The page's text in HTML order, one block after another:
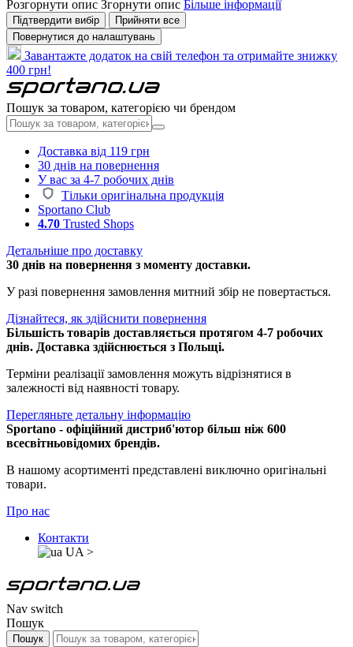
Розгорнути опис Згорнути опис Більше інформації
Підтвердити вибір
Прийняти все
Повернутися до налаштувань
Завантажте додаток на свій телефон та отримайте знижку
400 грн!
Пошук за товаром, категорією чи брендом
Доставка від 119 грн
30 днів на повернення
У вас за 4-7 робочих днів
Тільки оригінальна продукція
Sportano Club
4.70 Trusted Shops
Детальніше про доставку
30 днів на повернення з моменту доставки.
У разі повернення замовлення митний збір не повертається.
Дізнайтеся, як здійснити повернення
Більшість товарів доставляється протягом 4-7 робочих
днів. Доставка здійснюється з Польщі.
Терміни реалізації замовлення можуть відрізнятися в
залежності від наявності товару.
Перегляньте детальну інформацію
Sportano - офіційний дистриб'ютор більш ніж 600
всесвітньовідомих брендів.
В нашому асортименті представлені виключно оригінальні
товари.
Про нас
Контакти
UA >
Nav switch
Пошук
Пошук